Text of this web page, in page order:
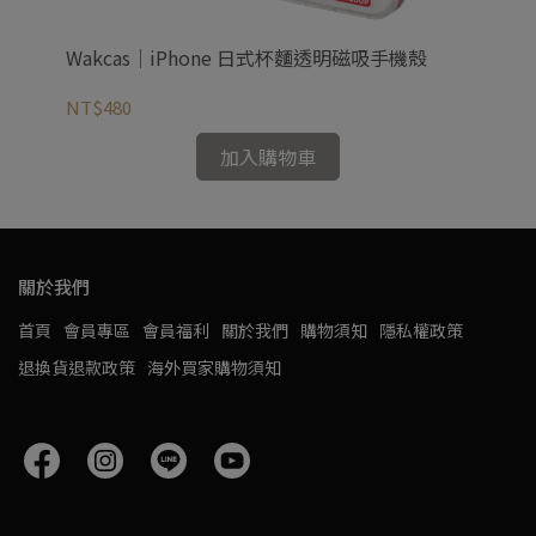
Wakcas｜iPhone 日式杯麵透明磁吸手機殼
NT$480
加入購物車
關於我們
首頁 會員專區 會員福利 關於我們 購物須知 隱私權政策
退換貨退款政策 海外買家購物須知